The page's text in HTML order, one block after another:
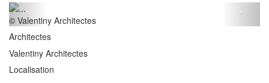
© Valentiny Architectes
‹ ›
Architectes
Valentiny Architectes
Localisation